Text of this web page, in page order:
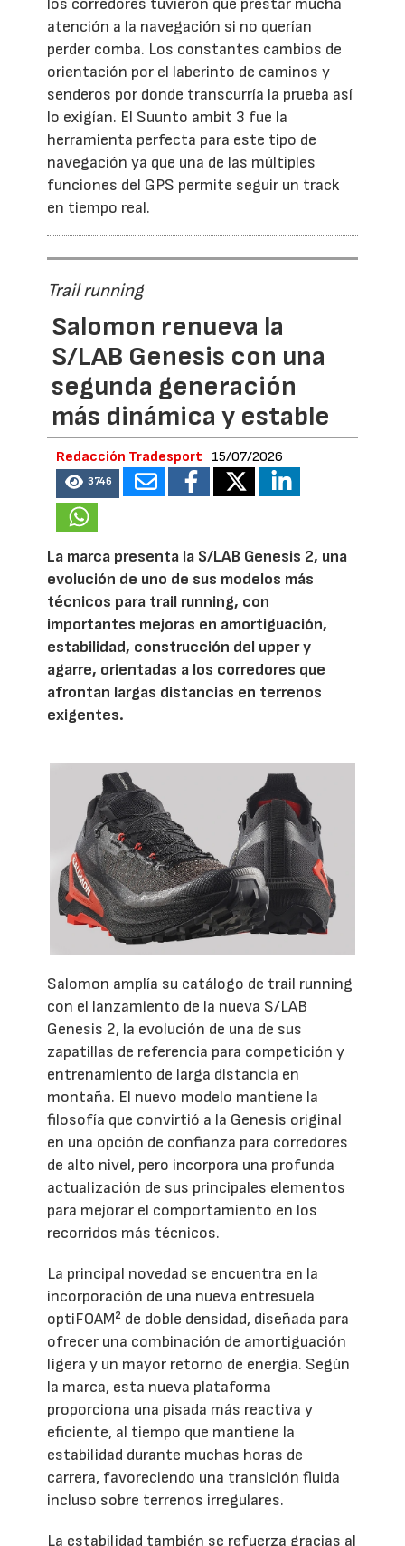
los corredores tuvieron que prestar mucha
atención a la navegación si no querían
perder comba. Los constantes cambios de
orientación por el laberinto de caminos y
senderos por donde transcurría la prueba así
lo exigían. El Suunto ambit 3 fue la
herramienta perfecta para este tipo de
navegación ya que una de las múltiples
funciones del GPS permite seguir un track
en tiempo real.
Trail running
Salomon renueva la
S/LAB Genesis con una
segunda generación
más dinámica y estable
Redacción Tradesport 15/07/2026
3746
La marca presenta la S/LAB Genesis 2, una
evolución de uno de sus modelos más
técnicos para trail running, con
importantes mejoras en amortiguación,
estabilidad, construcción del upper y
agarre, orientadas a los corredores que
afrontan largas distancias en terrenos
exigentes.
Salomon amplía su catálogo de trail running
con el lanzamiento de la nueva S/LAB
Genesis 2, la evolución de una de sus
zapatillas de referencia para competición y
entrenamiento de larga distancia en
montaña. El nuevo modelo mantiene la
filosofía que convirtió a la Genesis original
en una opción de confianza para corredores
de alto nivel, pero incorpora una profunda
actualización de sus principales elementos
para mejorar el comportamiento en los
recorridos más técnicos.
La principal novedad se encuentra en la
incorporación de una nueva entresuela
optiFOAM² de doble densidad, diseñada para
ofrecer una combinación de amortiguación
ligera y un mayor retorno de energía. Según
la marca, esta nueva plataforma
proporciona una pisada más reactiva y
eficiente, al tiempo que mantiene la
estabilidad durante muchas horas de
carrera, favoreciendo una transición fluida
incluso sobre terrenos irregulares.
La estabilidad también se refuerza gracias al